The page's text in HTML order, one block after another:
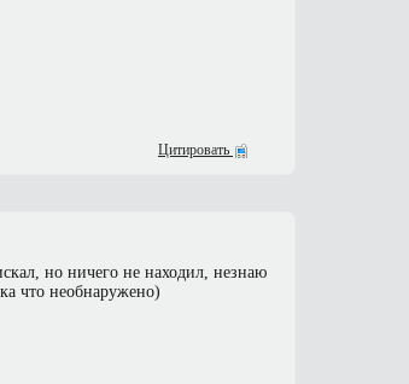
Цитировать
но ничего не находил, незнаю
что необнаружено)